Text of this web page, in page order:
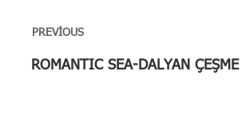
gezinmesi
PREVIOUS
Previous
ROMANTIC SEA-DALYAN ÇEŞME